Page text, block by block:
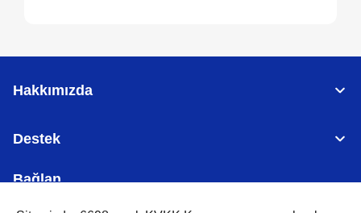
Hakkımızda
Destek
Bağlan